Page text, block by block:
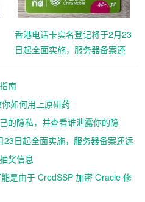
香港电话卡实名登记将于2月23
日起全面实施，服务器备案还
南
如何用上原研药
的隐私，并查看谁泄露你的隐
日起全面实施，服务器备案还远
奖信息
是由于 CredSSP 加密 Oracle 修